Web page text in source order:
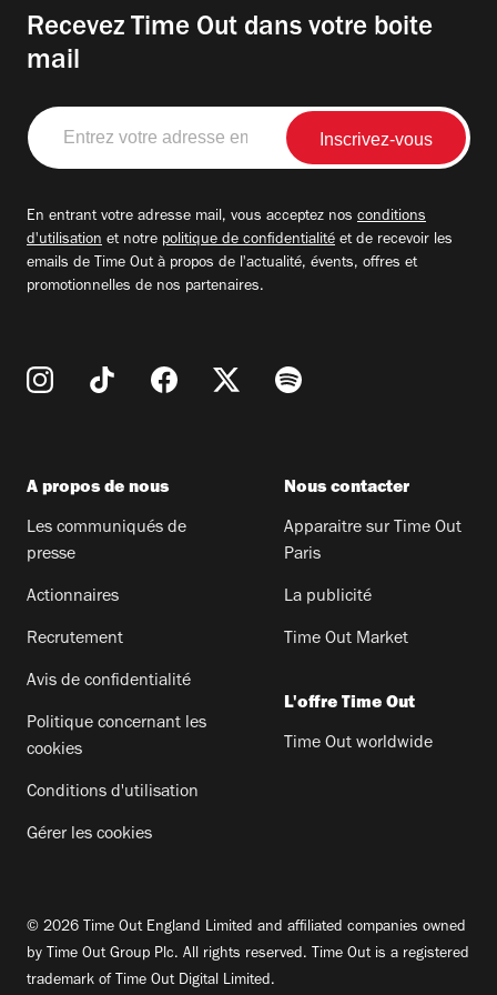
Recevez Time Out dans votre boite
mail
Entrez
votre
adresse
En entrant votre adresse mail, vous acceptez nos conditions
d'utilisation et notre politique de confidentialité et de recevoir les
emails de Time Out à propos de l'actualité, évents, offres et
promotionnelles de nos partenaires.
A propos de nous
Les communiqués de
presse
Actionnaires
Recrutement
Avis de confidentialité
Politique concernant les
cookies
Conditions d'utilisation
Gérer les cookies
Nous contacter
Apparaitre sur Time Out
Paris
La publicité
Time Out Market
L'offre Time Out
Time Out worldwide
© 2026 Time Out England Limited and affiliated companies owned
by Time Out Group Plc. All rights reserved. Time Out is a registered
trademark of Time Out Digital Limited.